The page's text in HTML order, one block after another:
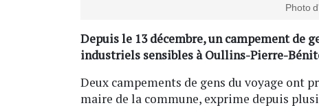
Photo
Depuis le 13 décembre, un campement de
industriels sensibles à Oullins-Pierre-
Deux campements de gens du voyage ont
maire de la commune, exprime depuis